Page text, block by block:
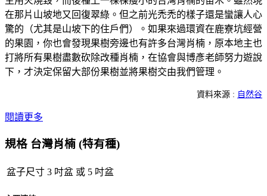
在那片山坡地又回復翠綠。但之前光禿禿的樣子還是蠻讓人心
驚的（尤其是山坡下的住戶們）。如果來過環資在鹿寮坑經營
的果園，你也會發現果樹旁邊也有許多台灣肖楠，原本地主也
打將所有果樹盡數砍除改種肖楠，在協會與博彥老師努力遊說
下，才決定保留大部份果樹並將果樹交由我們管理。
資料來源 : 自然谷
閱讀更多
規格 台灣肖楠 (特有種)
盆子尺寸 3 吋盆 或 5 吋盆